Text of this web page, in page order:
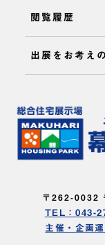
閲覧履歴
出展をお考え
〒262-0032
TEL：043-
主催・企画